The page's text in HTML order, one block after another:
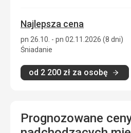
Najlepsza cena
pn 26.10. - pn 02.11.2026 (8 dni)
Śniadanie
od 2 200 zł za osobę
Prognozowane